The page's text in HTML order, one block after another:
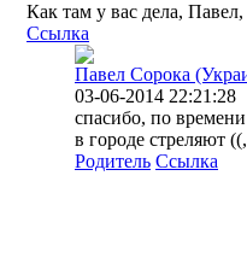
Как там у вас дела, Павел,
Ссылка
Павел Сорока
03-06-2014 22:21:28
спасибо, по
в городе стреляют
Родитель Ссылка